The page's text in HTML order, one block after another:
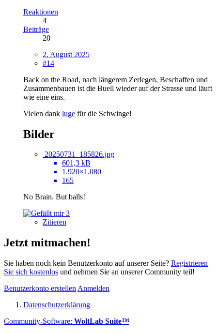
Reaktionen
4
Beiträge
20
2. August 2025
#14
Back on the Road, nach längerem Zerlegen, Beschaffen und
Zusammenbauen ist die Buell wieder auf der Strasse und läuft
wie eine eins.
Vielen dank luge für die Schwinge!
Bilder
20250731_185826.jpg
601,3 kB
1.920×1.080
165
No Brain. But balls!
3
Zitieren
Jetzt mitmachen!
Sie haben noch kein Benutzerkonto auf unserer Seite? Registrieren
Sie sich kostenlos und nehmen Sie an unserer Community teil!
Benutzerkonto erstellen Anmelden
Datenschutzerklärung
Community-Software: WoltLab Suite™